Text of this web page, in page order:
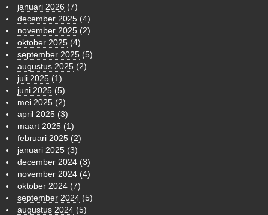
januari 2026 (7)
december 2025 (4)
november 2025 (2)
oktober 2025 (4)
september 2025 (5)
augustus 2025 (2)
juli 2025 (1)
juni 2025 (5)
mei 2025 (2)
april 2025 (3)
maart 2025 (1)
februari 2025 (2)
januari 2025 (3)
december 2024 (3)
november 2024 (4)
oktober 2024 (7)
september 2024 (5)
augustus 2024 (5)